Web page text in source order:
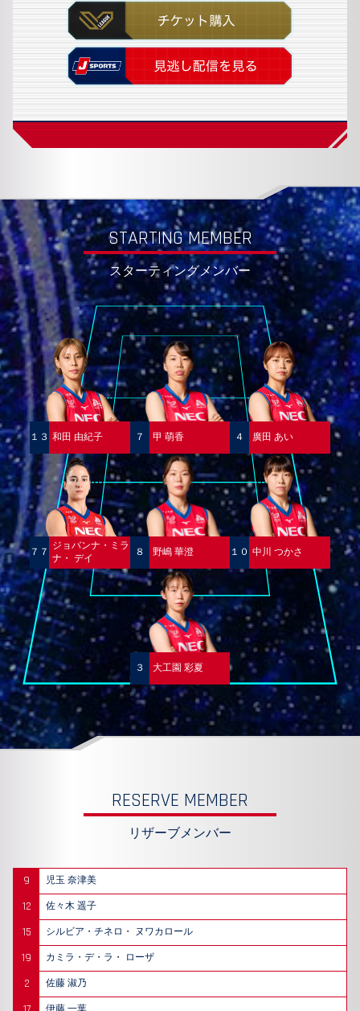
STARTING MEMBER
スターティングメンバー
１０ 中川 つかさ
４ 廣田 あい
７ 甲 萌香
１３ 和田 由紀子
７７
ジョバンナ・ミラ
ナ・ デイ
８ 野嶋 華澄
３ 大工園 彩夏
RESERVE MEMBER
リザーブメンバー
9 児玉 奈津美
12 佐々木 遥子
15 シルビア・チネロ・ ヌワカロール
19 カミラ・デ・ラ・ ローザ
2 佐藤 淑乃